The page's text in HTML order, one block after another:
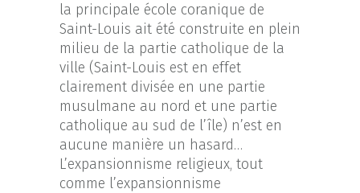
la principale école coranique de
Saint-Louis ait été construite en plein
milieu de la partie catholique de la
ville (Saint-Louis est en effet
clairement divisée en une partie
musulmane au nord et une partie
catholique au sud de l’île) n’est en
aucune manière un hasard…
L’expansionnisme religieux, tout
comme l’expansionnisme